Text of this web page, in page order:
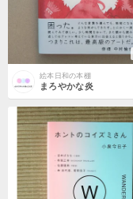
絵本日和の本棚
まろやかな炎